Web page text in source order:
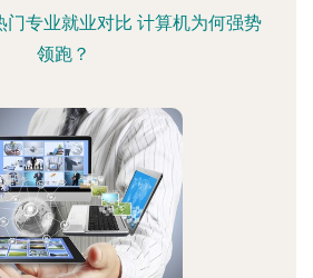
门专业就业对比 计算机为何强势
领跑？